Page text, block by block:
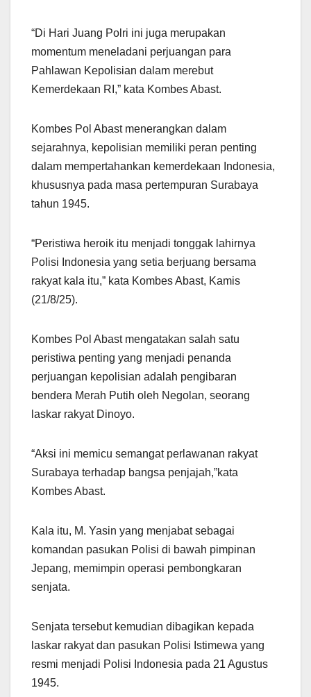
“Di Hari Juang Polri ini juga merupakan
momentum meneladani perjuangan para
Pahlawan Kepolisian dalam merebut
Kemerdekaan RI,” kata Kombes Abast.
Kombes Pol Abast menerangkan dalam
sejarahnya, kepolisian memiliki peran penting
dalam mempertahankan kemerdekaan Indonesia,
khususnya pada masa pertempuran Surabaya
tahun 1945.
“Peristiwa heroik itu menjadi tonggak lahirnya
Polisi Indonesia yang setia berjuang bersama
rakyat kala itu,” kata Kombes Abast, Kamis
(21/8/25).
Kombes Pol Abast mengatakan salah satu
peristiwa penting yang menjadi penanda
perjuangan kepolisian adalah pengibaran
bendera Merah Putih oleh Negolan, seorang
laskar rakyat Dinoyo.
“Aksi ini memicu semangat perlawanan rakyat
Surabaya terhadap bangsa penjajah,”kata
Kombes Abast.
Kala itu, M. Yasin yang menjabat sebagai
komandan pasukan Polisi di bawah pimpinan
Jepang, memimpin operasi pembongkaran
senjata.
Senjata tersebut kemudian dibagikan kepada
laskar rakyat dan pasukan Polisi Istimewa yang
resmi menjadi Polisi Indonesia pada 21 Agustus
1945.